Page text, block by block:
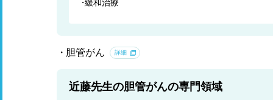
緩和治療
胆管がん 詳細
近藤先生の胆管がんの専門領域